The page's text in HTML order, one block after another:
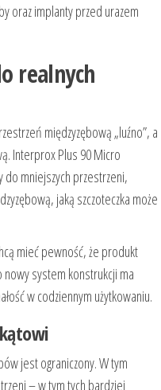
oraz implanty przed urazem
realnych
międzyzębową „luźno”, a
Interprox Plus 90 Micro
do mniejszych przestrzeni,
jaką szczoteczka może
mieć pewność, że produkt
system konstrukcji ma
w codziennym użytkowaniu.
jest ograniczony. W tym
– w tym tych bardziej